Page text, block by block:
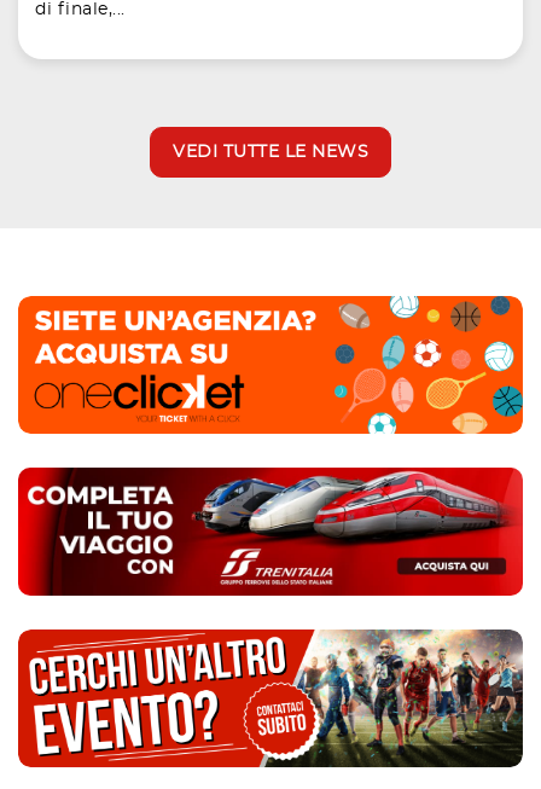
di finale,...
VEDI TUTTE LE NEWS